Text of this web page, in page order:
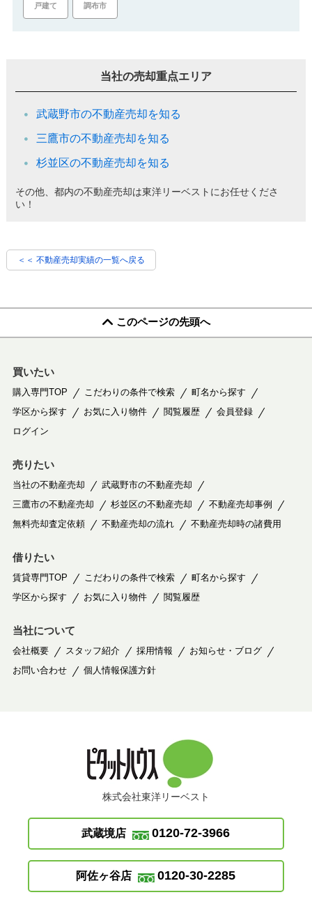
戸建て 調布市
当社の売却重点エリア
武蔵野市の不動産売却を知る
三鷹市の不動産売却を知る
杉並区の不動産売却を知る
その他、都内の不動産売却は東洋リーベストにお任せくださ
い！
＜＜ 不動産売却実績の一覧へ戻る
このページの先頭へ
買いたい
購入専門TOP こだわりの条件で検索
町名から探す
学区から探す
お気に入り物件 閲覧履歴
会員登録
ログイン
売りたい
当社の不動産売却
武蔵野市の不動産売却
三鷹市の不動産売却
杉並区の不動産売却
不動産売却事例
無料売却査定依頼
不動産売却の流れ 不動産売却時の諸費用
借りたい
賃貸専門TOP こだわりの条件で検索
町名から探す
学区から探す
お気に入り物件 閲覧履歴
当社について
会社概要 スタッフ紹介 採用情報
お知らせ・ブログ
お問い合わせ
個人情報保護方針
株式会社東洋リーベスト
武蔵境店 0120-72-3966
阿佐ヶ谷店 0120-30-2285